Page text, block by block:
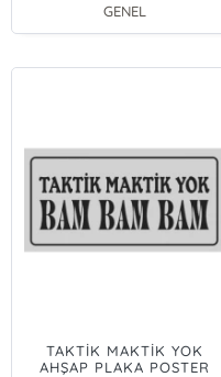
GENEL
TAKTİK MAKTİK YOK
AHŞAP PLAKA POSTER